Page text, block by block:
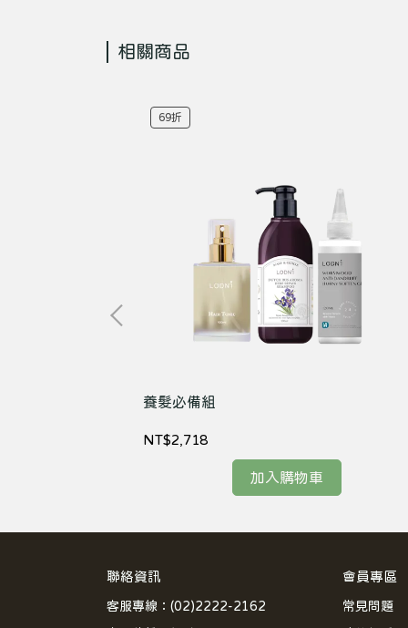
相關商品
69折
養髮必備組
NT$2,718
加入購物車
聯絡資訊
客服專線：(02)2222-2162
會員專區
常見問題